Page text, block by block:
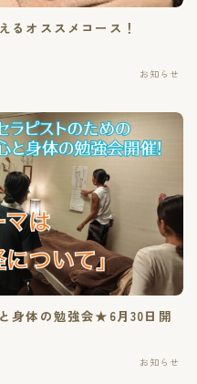
るオススメコース！
お知らせ
身体の勉強会★6月30日開
お知らせ